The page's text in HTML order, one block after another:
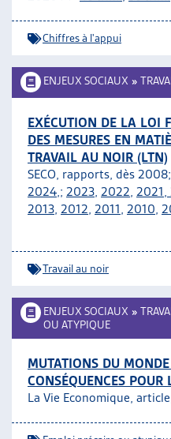
Chiffres à l'appui
ENJEUX SOCIAUX »
EXÉCUTION DE LA LOI
DES MESURES EN
TRAVAIL AU NOIR (LTN)
SECO, rapports, dès
2024,; 2023, 2022, 2021,
2013, 2012, 2011, 2010,
Travail au noir
ENJEUX SOCIAUX »
OU ATYPIQUE
MUTATIONS DU
CONSÉQUENCES POUR
La Vie Economique,